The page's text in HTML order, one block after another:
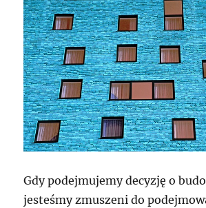
Gdy podejmujemy decyzję o
jesteśmy zmuszeni do